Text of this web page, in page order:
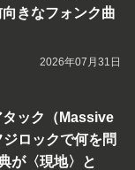
きなフォンク曲
2026年07月31日
タック（Massive
ロックで何を問
が〈現地〉と